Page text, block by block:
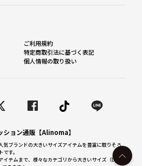
ご利用規約
特定商取引法に基づく表記
個人情報の取り扱い
ション通販【Alinoma】
気ブランドの大きいサイズアイテムを豊富に取りそろ
す。
テムまで、様々なカテゴリから大きいサイズ（L～